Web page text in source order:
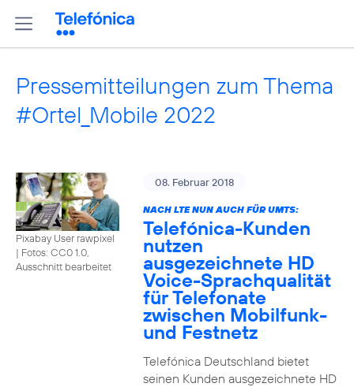
Pressemitteilungen zum Thema
#Ortel_Mobile 2022
Pixabay User rawpixel
| Fotos: CC0 1.0,
Ausschnitt bearbeitet
08. Februar 2018
NACH LTE NUN AUCH FÜR UMTS:
Telefónica-Kunden
nutzen
ausgezeichnete HD
Voice-Sprachqualität
für Telefonate
zwischen Mobilfunk-
und Festnetz
Telefónica Deutschland bietet
seinen Kunden ausgezeichnete HD